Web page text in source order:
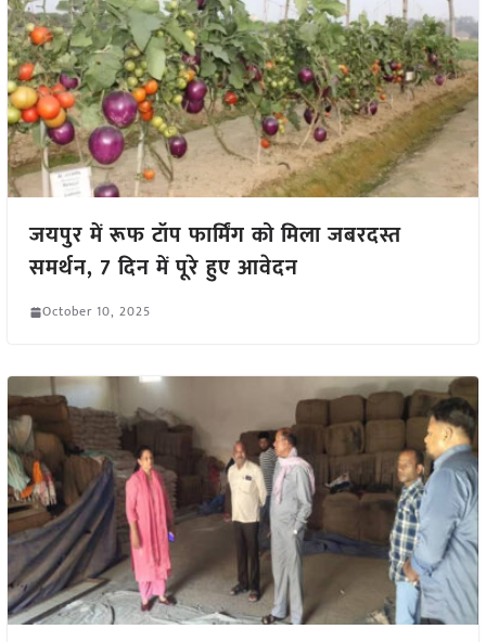
जयपुर में रूफ टॉप फार्मिंग को मिला जबरदस्त
समर्थन, 7 दिन में पूरे हुए आवेदन
October 10, 2025